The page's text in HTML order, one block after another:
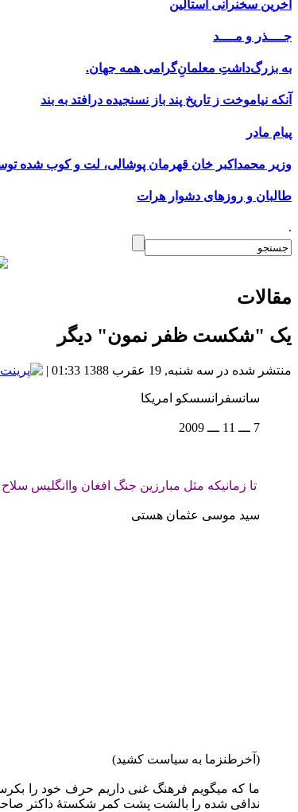
آخرین سخنرانی استالین
جــــذر و مــــد
به بزر‌گ‌داشتِ معلمانِ‌گرامی همه جهان.
آنكه نياموخت ز تاريخ پند باز نسنجيده درافتد به بند
پیام مادر
وزیر محمداکبر خان قهرمان پوشالی، لت و کوب شده
طالبان و روزهای دشوار هرات
.
مقالات
یک "شکست ظفر نمون" دیگر
منتشر شده در سه شنبه, 19 عقرب 1388 01:33 |
سانسفرانسسکو امریکا
7 ـــ 11 ـــ 2009
تا زمانیکه مثل مبارزین جنگ افغان واانگلیس
سید موسی عثمان هستی
(آخرطنزما به سیاست کشید)
ما که میگویم فرهنگ غنی داریم حرف خود را
ندافی شده را بالشت پشت کمر شکستۀ داکتر